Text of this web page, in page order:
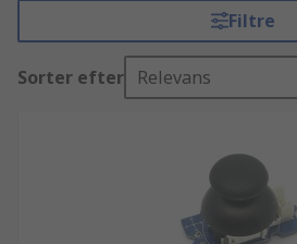
Filtre
Sorter efter Relevans